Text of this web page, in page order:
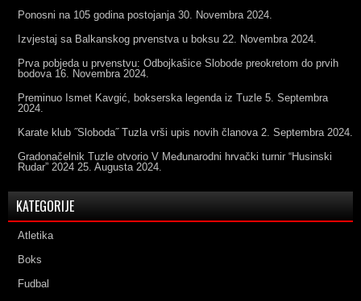
Ponosni na 105 godina postojanja 30. Novembra 2024.
Izvjestaj sa Balkanskog prvenstva u boksu 22. Novembra 2024.
Prva pobjeda u prvenstvu: Odbojkašice Slobode preokretom do prvih
bodova 16. Novembra 2024.
Preminuo Ismet Kavgić, bokserska legenda iz Tuzle 5. Septembra
2024.
Karate klub ˝Sloboda˝ Tuzla vrši upis novih članova 2. Septembra 2024.
Gradonačelnik Tuzle otvorio V Međunarodni hrvački turnir “Husinski
Rudar” 2024 25. Augusta 2024.
KATEGORIJE
Atletika
Boks
Fudbal